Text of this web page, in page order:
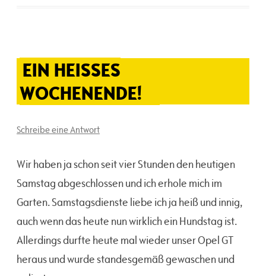
EIN HEISSES W
OCHENENDE!
Schreibe eine Antwort
Wir haben ja schon seit vier Stunden den heutigen
Samstag abgeschlossen und ich erhole mich im
Garten. Samstagsdienste liebe ich ja heiß und innig,
auch wenn das heute nun wirklich ein Hundstag ist.
Allerdings durfte heute mal wieder unser Opel GT
heraus und wurde standesgemäß gewaschen und